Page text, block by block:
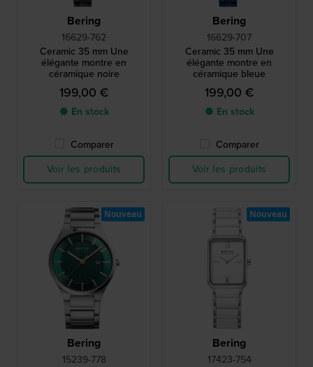
Bering
16629-762
Ceramic 35 mm Une
élégante montre en
céramique noire
199,00 €
● En stock
Comparer
Voir les produits
Bering
16629-707
Ceramic 35 mm Une
élégante montre en
céramique bleue
199,00 €
● En stock
Comparer
Voir les produits
Bering
15239-778
Nouveau
Bering
17423-754
Nouveau